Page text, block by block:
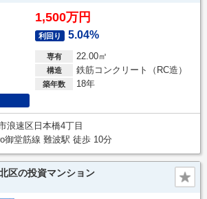
1,500万円
利回り 5.04%
専有 22.00㎡
構造 鉄筋コンクリート（RC造）
築年数 18年
浪速区日本橋4丁目
御堂筋線 難波駅 徒歩 10分
区の投資マンション